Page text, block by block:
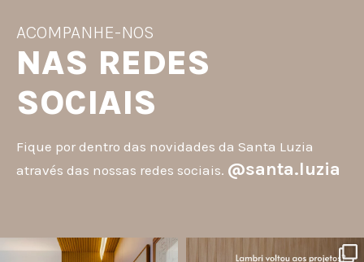
ACOMPANHE-NOS
NAS REDES
SOCIAIS
Fique por dentro das novidades da Santa Luzia
através das nossas redes sociais. @santa.luzia
santa.luzia